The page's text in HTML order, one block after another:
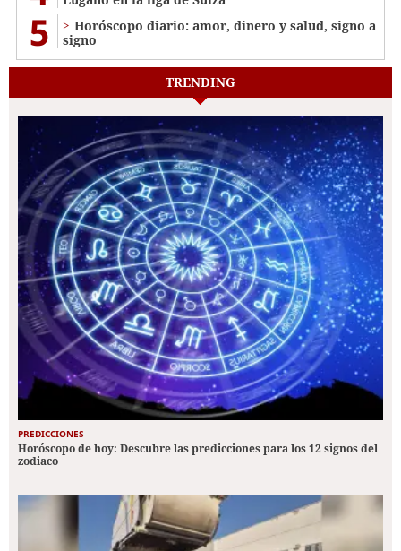
5
Horóscopo diario: amor, dinero y salud, signo a
signo
TRENDING
PREDICCIONES
Horóscopo de hoy: Descubre las predicciones para los 12 signos del
zodiaco